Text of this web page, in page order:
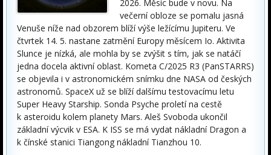
2026. Měsíc bude v novu. Na
večerní obloze se pomalu jasná
Venuše níže nad obzorem blíží výše ležícímu Jupiteru. Ve
čtvrtek 14. 5. nastane zatmění Europy měsícem Io. Aktivita
Slunce je nízká, ale mohla by se zvýšit s tím, jak se natáčí
jedna docela aktivní oblast. Kometa C/2025 R3 (PanSTARRS)
se objevila i v astronomickém snímku dne NASA od českých
astronomů. SpaceX už se blíží dalšímu testovacímu letu
Super Heavy Starship. Sonda Psyche proletí na cestě
k asteroidu kolem planety Mars. Aleš Svoboda ukončil
základní výcvik v ESA. K ISS se má vydat nákladní Dragon a
k čínské stanici Tiangong nákladní Tianzhou 10.